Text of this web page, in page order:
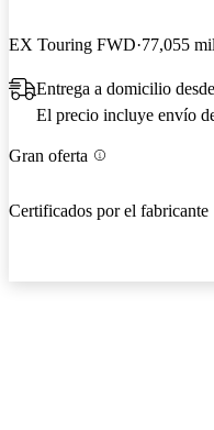
EX Touring FWD 77,055
Entrega a domicilio
El precio incluye envío
Gran oferta
Certificados por el fabricante